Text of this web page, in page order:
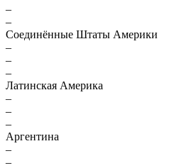
–
–
Соединённые Штаты Америки
–
–
–
Латинская Америка
–
–
–
Аргентина
–
–